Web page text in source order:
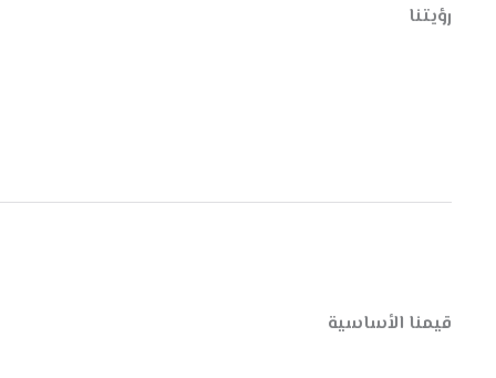
رؤيتنا
قيمنا الأساسية